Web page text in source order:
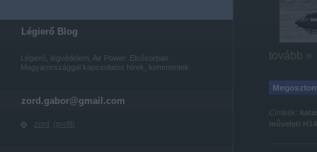
Légierő Blog
Légierő, légvédelem, Air Power. Elsősorban
Magyarországgal kapcsolatos hírek, kommentek.
zord.gabor@gmail.com
zord ( profil )
tovább »
Címkék:
műveleti